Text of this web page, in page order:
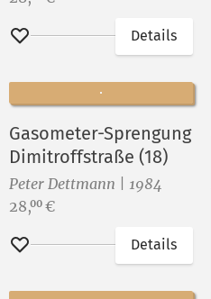
Merken
Details
Gasometer-Sprengung
Dimitroffstraße (18)
Peter Dettmann | 1984
Preis:
28,00 €
Merken
Details